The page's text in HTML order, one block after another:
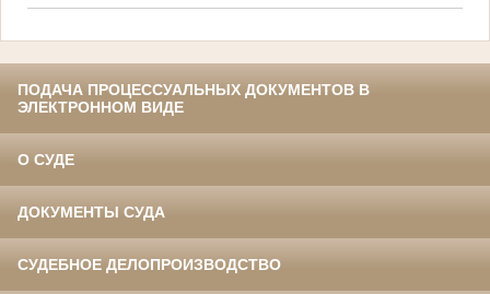
ПОДАЧА ПРОЦЕССУАЛЬНЫХ ДОКУМЕНТОВ В
ЭЛЕКТРОННОМ ВИДЕ
О СУДЕ
ДОКУМЕНТЫ СУДА
СУДЕБНОЕ ДЕЛОПРОИЗВОДСТВО